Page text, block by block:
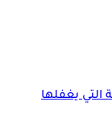
التي يغفلها